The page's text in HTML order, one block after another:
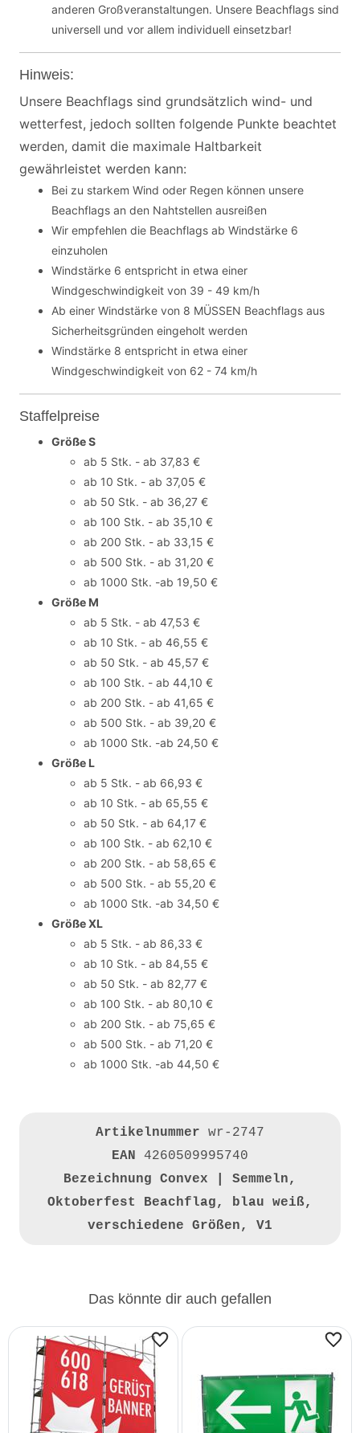
anderen Großveranstaltungen. Unsere Beachflags sind
universell und vor allem individuell einsetzbar!
Hinweis:
Unsere Beachflags sind grundsätzlich wind- und
wetterfest, jedoch sollten folgende Punkte beachtet
werden, damit die maximale Haltbarkeit
gewährleistet werden kann:
Bei zu starkem Wind oder Regen können unsere
Beachflags an den Nahtstellen ausreißen
Wir empfehlen die Beachflags ab Windstärke 6
einzuholen
Windstärke 6 entspricht in etwa einer
Windgeschwindigkeit von 39 - 49 km/h
Ab einer Windstärke von 8 MÜSSEN Beachflags aus
Sicherheitsgründen eingeholt werden
Windstärke 8 entspricht in etwa einer
Windgeschwindigkeit von 62 - 74 km/h
Staffelpreise
Größe S
ab 5 Stk. - ab 37,83 €
ab 10 Stk. - ab 37,05 €
ab 50 Stk. - ab 36,27 €
ab 100 Stk. - ab 35,10 €
ab 200 Stk. - ab 33,15 €
ab 500 Stk. - ab 31,20 €
ab 1000 Stk. -ab 19,50 €
Größe M
ab 5 Stk. - ab 47,53 €
ab 10 Stk. - ab 46,55 €
ab 50 Stk. - ab 45,57 €
ab 100 Stk. - ab 44,10 €
ab 200 Stk. - ab 41,65 €
ab 500 Stk. - ab 39,20 €
ab 1000 Stk. -ab 24,50 €
Größe L
ab 5 Stk. - ab 66,93 €
ab 10 Stk. - ab 65,55 €
ab 50 Stk. - ab 64,17 €
ab 100 Stk. - ab 62,10 €
ab 200 Stk. - ab 58,65 €
ab 500 Stk. - ab 55,20 €
ab 1000 Stk. -ab 34,50 €
Größe XL
ab 5 Stk. - ab 86,33 €
ab 10 Stk. - ab 84,55 €
ab 50 Stk. - ab 82,77 €
ab 100 Stk. - ab 80,10 €
ab 200 Stk. - ab 75,65 €
ab 500 Stk. - ab 71,20 €
ab 1000 Stk. -ab 44,50 €
Artikelnummer wr-2747
EAN 4260509995740
Bezeichnung Convex | Semmeln,
Oktoberfest Beachflag, blau weiß,
verschiedene Größen, V1
Das könnte dir auch gefallen